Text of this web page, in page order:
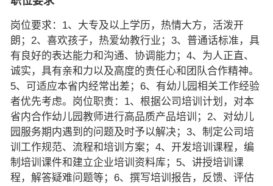
岗位要求：1、大专及以上学历，热情大方，活泼开
朗；2、喜欢孩子，热爱幼教行业；3、普通话标准，具
有良好的表达能力和沟通、协调能力；4、为人正直、
诚实，具有亲和力以及高度的责任心和团队合作精神。
5、可适应本省内经常出差；6、有幼儿园相关工作经验
者优先考虑。岗位职责：1、根据公司培训计划，对本
省内合作幼儿园教师进行高品质产品培训；2、对幼儿
园服务期内遇到的问题及时予以解决；3、制定公司培
训工作规范、流程和培训方案；4、开发培训课程，编
制培训课件和建立企业培训资料库；5、讲授培训课
程，解答疑难问题等；6、撰写培训报告，反馈、评估